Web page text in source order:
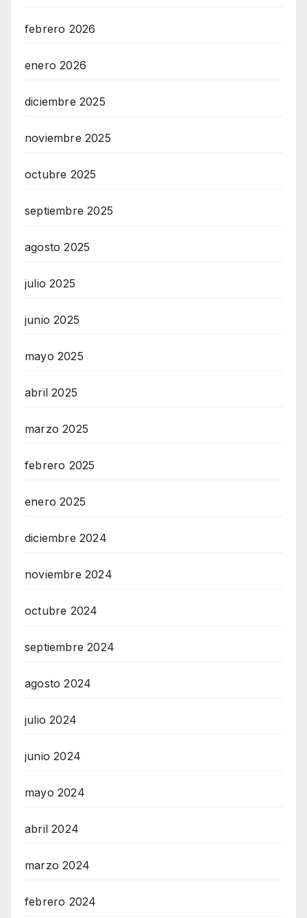
febrero 2026
enero 2026
diciembre 2025
noviembre 2025
octubre 2025
septiembre 2025
agosto 2025
julio 2025
junio 2025
mayo 2025
abril 2025
marzo 2025
febrero 2025
enero 2025
diciembre 2024
noviembre 2024
octubre 2024
septiembre 2024
agosto 2024
julio 2024
junio 2024
mayo 2024
abril 2024
marzo 2024
febrero 2024